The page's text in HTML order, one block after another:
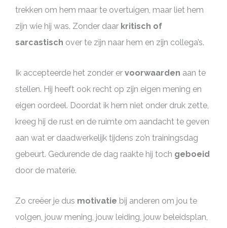
trekken om hem maar te overtuigen, maar liet hem
zijn wie hij was. Zonder daar kritisch of
sarcastisch over te zijn naar hem en zijn collega’s.
Ik accepteerde het zonder er voorwaarden aan te
stellen. Hij heeft ook recht op zijn eigen mening en
eigen oordeel. Doordat ik hem niet onder druk zette,
kreeg hij de rust en de ruimte om aandacht te geven
aan wat er daadwerkelijk tijdens zo’n trainingsdag
gebeurt. Gedurende de dag raakte hij toch geboeid
door de materie.
Zo creëer je dus motivatie bij anderen om jou te
volgen, jouw mening, jouw leiding, jouw beleidsplan,